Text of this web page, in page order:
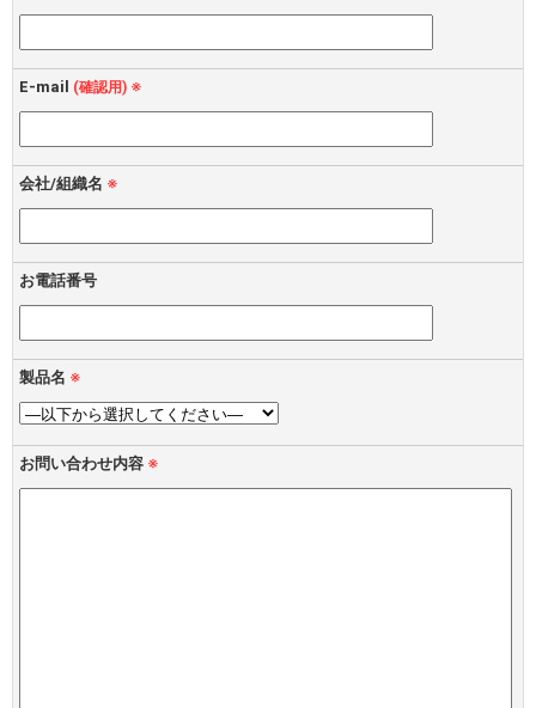
E-mail (確認用) ※
会社/組織名 ※
お電話番号
製品名 ※
お問い合わせ内容 ※